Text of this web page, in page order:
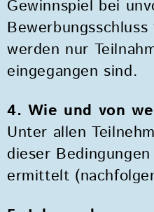
Gewinnspiel bei
werden nur
eingegangen sind.
4. Wie und von
Unter allen
dieser
ermittelt